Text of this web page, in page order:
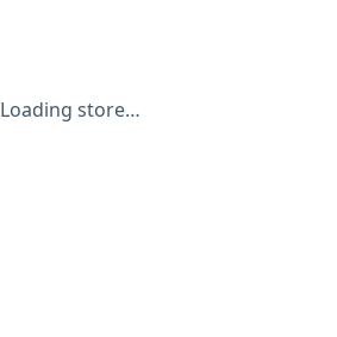
Loading store…